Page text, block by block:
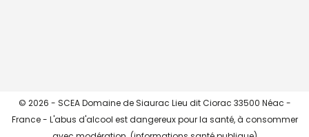
© 2026 - SCEA Domaine de Siaurac Lieu dit Ciorac 33500 Néac -
France - L'abus d'alcool est dangereux pour la santé, à consommer